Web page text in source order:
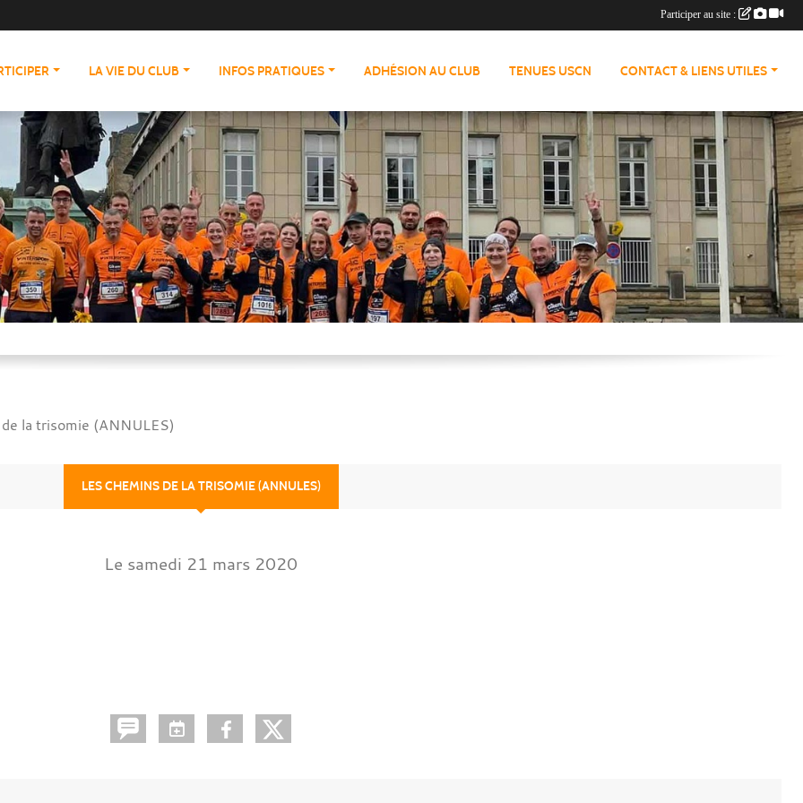
LA VIE DU CLUB INFOS PRATIQUES ADHÉSION AU CLUB TENUES USCN CONTACT & LIENS UTILES
la trisomie (ANNULES)
LES CHEMINS DE LA TRISOMIE (ANNULES)
Le samedi 21 mars 2020
Participer au site :